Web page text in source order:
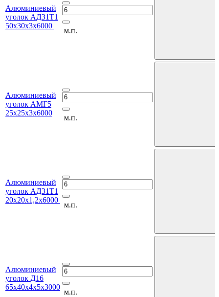
Алюминиевый
уголок АД31Т1
50х30х3х6000
м.п.
Алюминиевый
уголок АМГ5
25х25х3х6000
м.п.
Алюминиевый
уголок АД31Т1
20х20х1,2х6000
м.п.
Алюминиевый
уголок Д16
65х40х4х5х3000
м.п.